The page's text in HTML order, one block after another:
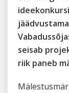
seisab
riik paneb